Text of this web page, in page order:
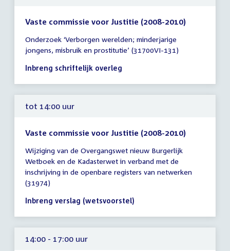
Vaste commissie voor Justitie (2008-2010)
vergadering
tot
14:00
Onderzoek ‘Verborgen werelden; minderjarige
jongens, misbruik en prostitutie’ (31700VI-131)
Inbreng schriftelijk overleg
tot 14:00 uur
Vaste commissie voor Justitie (2008-2010)
vergadering
tot
14:00
uur
Wijziging van de Overgangswet nieuw Burgerlijk
Wetboek en de Kadasterwet in verband met de
inschrijving in de openbare registers van netwerken
(31974)
Inbreng verslag (wetsvoorstel)
14:00 - 17:00 uur